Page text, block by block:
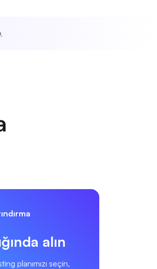
alın
planımızı seçin,